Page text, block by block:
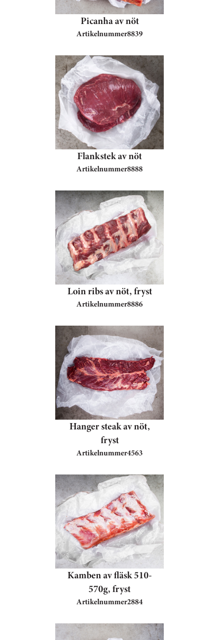
Picanha av nöt
Artikelnummer8839
Flankstek av nöt
Artikelnummer8888
Loin ribs av nöt, fryst
Artikelnummer8886
Hanger steak av nöt,
fryst
Artikelnummer4563
Kamben av fläsk 510-
570g, fryst
Artikelnummer2884